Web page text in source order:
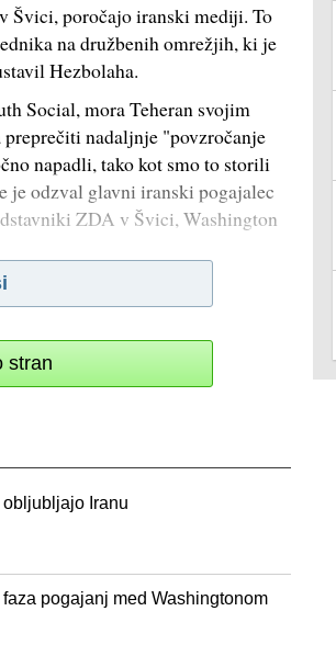
Švici, poročajo iranski mediji. To
na družbenih omrežjih, ki je
Hezbolaha.
Social, mora Teheran svojim
nadaljnje "povzročanje
napadli, tako kot smo to storili
je odzval glavni iranski pogajalec
ZDA v Švici, Washington
stran
Iranu
pogajanj med Washingtonom